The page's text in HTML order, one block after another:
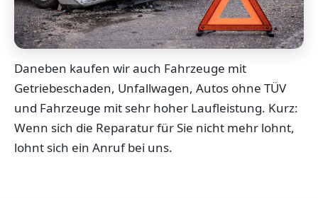
Daneben kaufen wir auch Fahrzeuge mit
Getriebeschaden, Unfallwagen, Autos ohne TÜV
und Fahrzeuge mit sehr hoher Laufleistung. Kurz:
Wenn sich die Reparatur für Sie nicht mehr lohnt,
lohnt sich ein Anruf bei uns.